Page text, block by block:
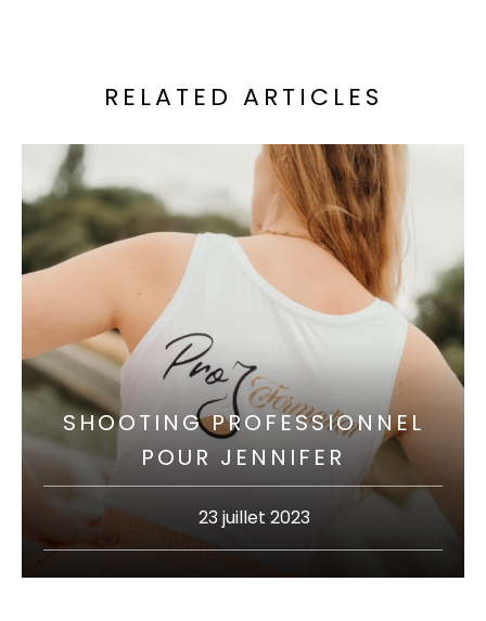
RELATED ARTICLES
SHOOTING PROFESSIONNEL
POUR JENNIFER
23 juillet 2023